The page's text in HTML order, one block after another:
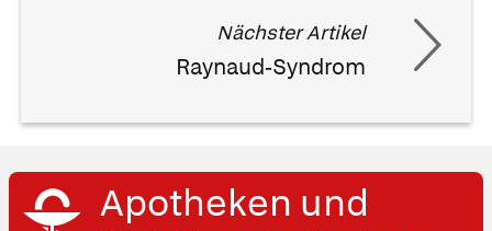
Nächster Artikel
Raynaud-Syndrom
Apotheken und